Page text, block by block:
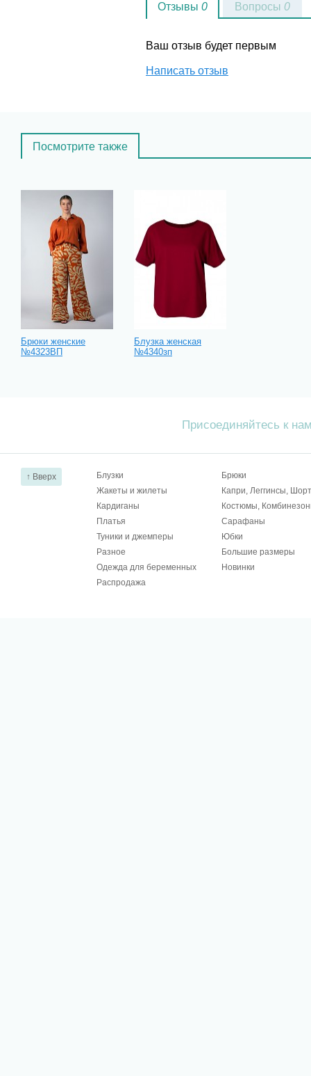
Отзывы 0
Ваш отзыв будет первым
Написать отзыв
Вопросы 0
Посмотрите также
Брюки женские
№4323ВП
Блузка женская
№4340зп
Присоединяйтесь к
↑ Вверх Блузки
Брюки
Жакеты и жилеты
Капри, Леггинсы,
Кардиганы
Костюмы,
Платья
Сарафаны
Туники и джемперы
Юбки
Разное
Большие размеры
Одежда для беременных
Новинки
Распродажа